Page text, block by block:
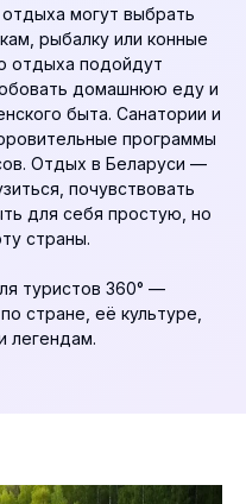
могут выбрать
рыбалку или конные
отдыха подойдут
домашнюю еду и
быта. Санатории и
программы
Отдых в Беларуси —
почувствовать
для себя простую, но
страны.
туристов 360° —
стране, её культуре,
легендам.